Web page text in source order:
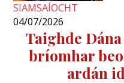
SIAMSAÍOCHT
04/07/2026
Taighde
bríomhar
ardán